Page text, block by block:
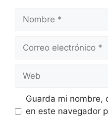
Nombre
Correo
Web
Guarda mi nombre,
en este navegador